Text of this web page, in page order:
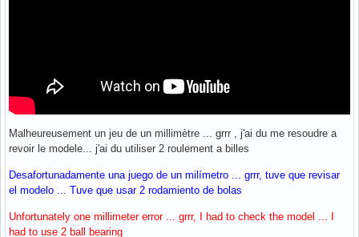
Malheureusement un jeu de un millimètre ... grrr , j'ai du me resoudre a
revoir le modele... j'ai du utiliser 2 roulement a billes
Desafortunadamente una juego de un milímetro ... grrr, tuve que revisar
el modelo ... Tuve que usar 2 rodamiento de bolas
Unfortunately one millimeter error ... grrr, I had to check the model ... I
had to use 2 ball bearing